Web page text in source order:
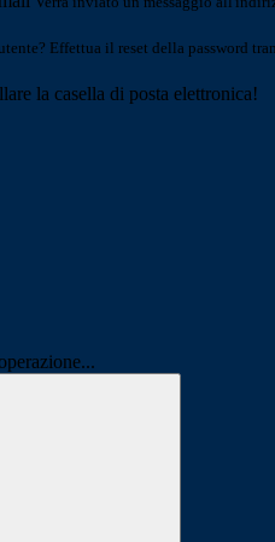
Effettua il reset della password
la casella di posta elettronica!